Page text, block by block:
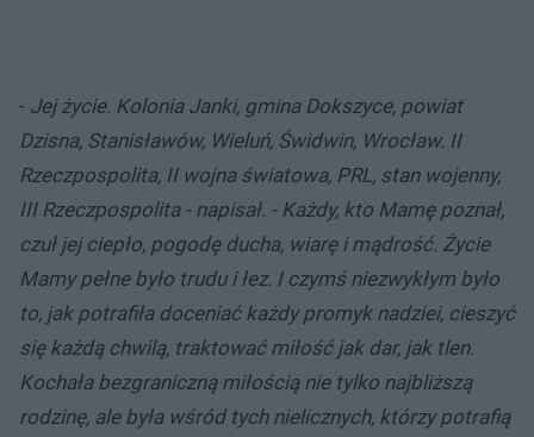
- Jej życie. Kolonia Janki, gmina Dokszyce, powiat
Dzisna, Stanisławów, Wieluń, Świdwin, Wrocław. II
Rzeczpospolita, II wojna światowa, PRL, stan wojenny,
III Rzeczpospolita - napisał. - Każdy, kto Mamę poznał,
czuł jej ciepło, pogodę ducha, wiarę i mądrość. Życie
Mamy pełne było trudu i łez. I czymś niezwykłym było
to, jak potrafiła doceniać każdy promyk nadziei, cieszyć
się każdą chwilą, traktować miłość jak dar, jak tlen.
Kochała bezgraniczną miłością nie tylko najbliższą
rodzinę, ale była wśród tych nielicznych, którzy potrafią